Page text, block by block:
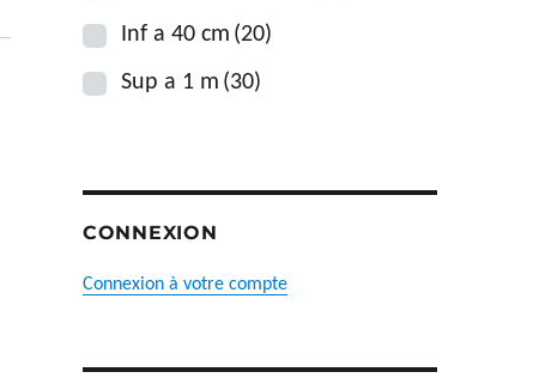
Inf a 40 cm (20)
Sup a 1 m (30)
CONNEXION
Connexion à votre compte